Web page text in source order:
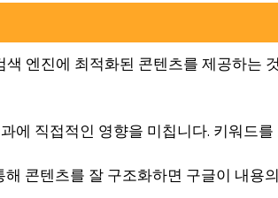
엔진에 최적화된 콘텐츠를 제공하는
에 직접적인 영향을 미칩니다. 키워드
콘텐츠를 잘 구조화하면 구글이 내용